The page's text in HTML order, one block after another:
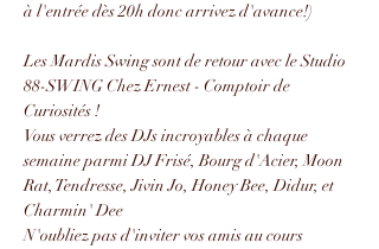
à l'entrée dès 20h donc arrivez d'avance!)
Les Mardis Swing sont de retour avec le Studio
88-SWING Chez Ernest - Comptoir de
Curiosités !
Vous verrez des DJs incroyables à chaque
semaine parmi DJ Frisé, Bourg d'Acier, Moon
Rat, Tendresse, Jivin Jo, Honey Bee, Didur, et
Charmin' Dee
N'oubliez pas d'inviter vos amis au cours